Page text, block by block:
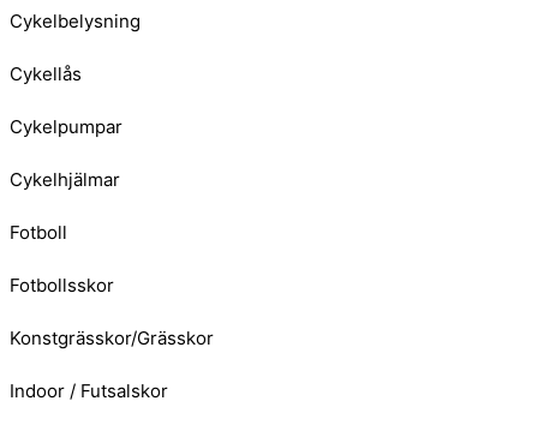
Cykelbelysning
Cykellås
Cykelpumpar
Cykelhjälmar
Fotboll
Fotbollsskor
Konstgrässkor/Grässkor
Indoor / Futsalskor